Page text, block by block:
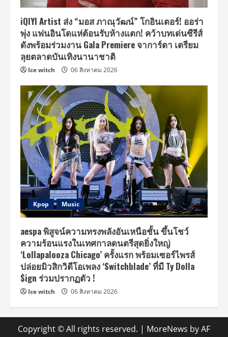
iQIYI Artist ส่ง “มอส ภาณุวัฒน์” โกอินเตอร์! ออร่า
พุ่ง แฟนอินโดแห่ต้อนรับห้างแตก! คว้าบทเด่นซีรีส์
ดังพร้อมร่วมงาน Gala Premiere จาการ์ตา เตรียม
ลุยตลาดบันเทิงนานาชาติ
Ice witch 06 สิงหาคม 2026
Kpop Music
aespa พิสูจน์ความทรงพลังอันเหนือชั้น ขึ้นโชว์
ความร้อนแรงในเทศกาลดนตรีสุดยิ่งใหญ่
‘Lollapalooza Chicago’ ครั้งแรก พร้อมเซอร์ไพรส์
ปล่อยมิวสิกวิดีโอเพลง ‘Switchblade’ ที่มี Ty Dolla
$ign ร่วมปรากฏตัว !
Ice witch 06 สิงหาคม 2026
Copyright © All rights reserved. | MoreNews by AF